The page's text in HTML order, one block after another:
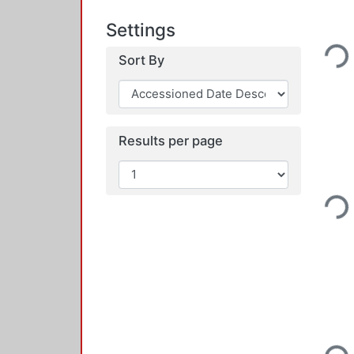
Settings
Sort By
Results per page
Loading...
Loading...